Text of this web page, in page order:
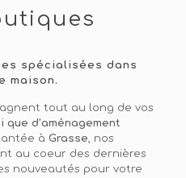
spécialisées dans
maison.
tout au long de vos
d’aménagement
à Grasse, nos
au coeur des dernières
nouveautés pour votre